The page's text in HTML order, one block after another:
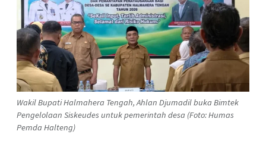
Wakil Bupati Halmahera Tengah, Ahlan Djumadil buka Bimtek
Pengelolaan Siskeudes untuk pemerintah desa (Foto: Humas
Pemda Halteng)